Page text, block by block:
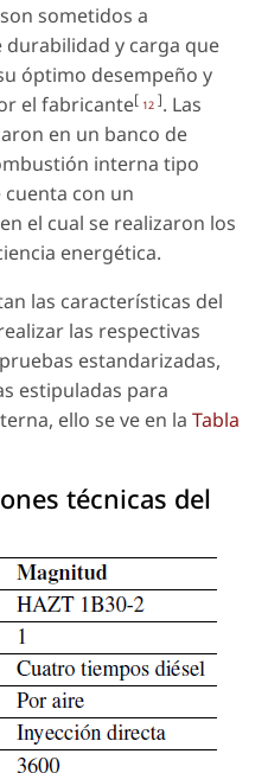
sometidos a
y carga que
óptimo desempeño y
el fabricante[ 12 ]. Las
en un banco de
interna tipo
con un
el cual se realizaron los
energética.
las características del
las respectivas
estandarizadas,
estipuladas para
ello se ve en la Tabla
técnicas del